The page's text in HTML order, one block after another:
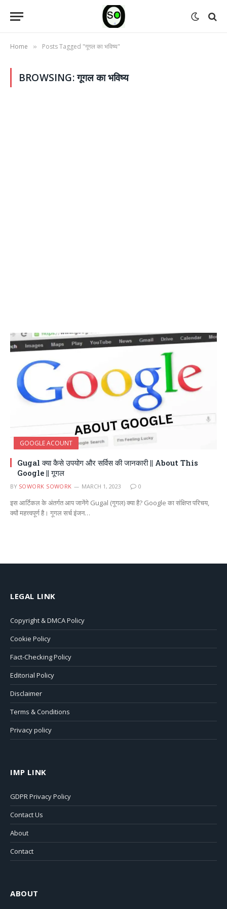
Home » Posts Tagged "गूगल का भविष्य"
BROWSING:गूगल का भविष्य
GOOGLE ACOUNT
Gugal क्या कैसे उपयोग और सर्विस की जानकारी || About This
Google || गूगल
BY SOWORK SOWORK MARCH 1, 2023 0
इस आर्टिकल के अंतर्गत आप जानेंगे Gugal (गूगल) क्या है? Google का संक्षिप्त परिचय,
क्यों महत्त्वपूर्ण है। गूगल सर्च इंजन…
LEGAL LINK
Copyright & DMCA Policy
Cookie Policy
Fact-Checking Policy
Editorial Policy
Disclaimer
Terms & Conditions
Privacy policy
IMP LINK
GDPR Privacy Policy
Contact Us
About
Contact
ABOUT